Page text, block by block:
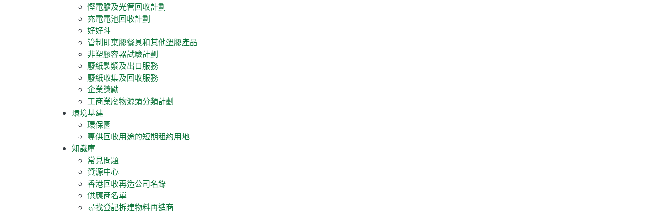
慳電膽及光管回收計劃
充電電池回收計劃
好好斗
管制即棄膠餐具和其他塑膠產品
非塑膠容器試驗計劃
廢紙製漿及出口服務
廢紙收集及回收服務
企業獎勵
工商業廢物源頭分類計劃
環境基建
環保園
專供回收用途的短期租約用地
知識庫
常見問題
資源中心
香港回收再造公司名錄
供應商名單
尋找登記拆建物料再造商